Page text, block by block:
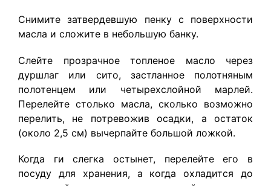
Снимите затвердевшую пенку с поверхности
масла и сложите в небольшую банку.
Слейте прозрачное топленое масло через
дуршлаг или сито, застланное полотняным
полотенцем или четырехслойной марлей.
Перелейте столько масла, сколько возможно
перелить, не потревожив осадки, а остаток
(около 2,5 см) вычерпайте большой ложкой.
Когда ги слегка остынет, перелейте его в
посуду для хранения, а когда охладится до